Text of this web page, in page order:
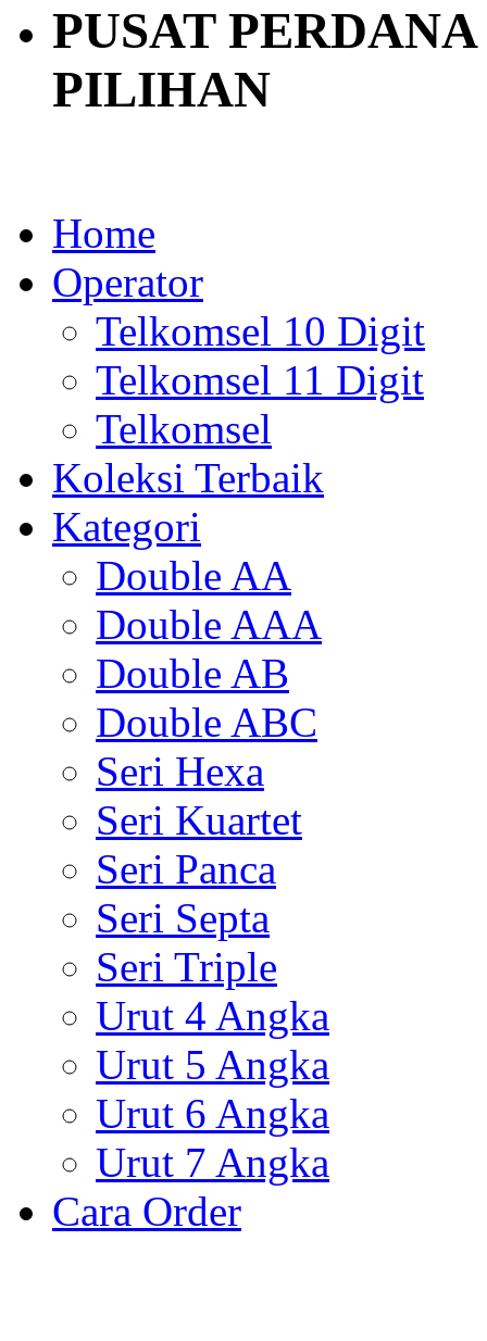
PUSAT
PILIHAN
Home
Operator
Telkomsel 10 Digit
Telkomsel 11 Digit
Telkomsel
Koleksi Terbaik
Kategori
Double AA
Double AAA
Double AB
Double ABC
Seri Hexa
Seri Kuartet
Seri Panca
Seri Septa
Seri Triple
Urut 4 Angka
Urut 5 Angka
Urut 6 Angka
Urut 7 Angka
Cara Order